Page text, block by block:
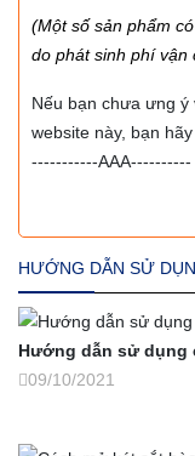
(Một số sản phẩm
do phát sinh phí vận
Nếu bạn chưa ưng
website này, bạn
-----------AAA----------
HƯỚNG DẪN SỬ
Hướng dẫn sử dụng
09/10/2021